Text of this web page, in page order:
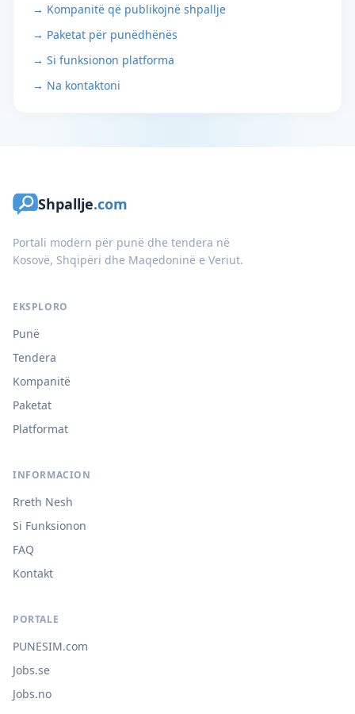
→ Kompanitë që publikojnë shpallje
→ Paketat për punëdhënës
→ Si funksionon platforma
→ Na kontaktoni
Shpallje.com
Portali modern për punë dhe tendera në
Kosovë, Shqipëri dhe Maqedoninë e Veriut.
EKSPLORO
Punë
Tendera
Kompanitë
Paketat
Platformat
INFORMACION
Rreth Nesh
Si Funksionon
FAQ
Kontakt
PORTALE
PUNESIM.com
Jobs.se
Jobs.no